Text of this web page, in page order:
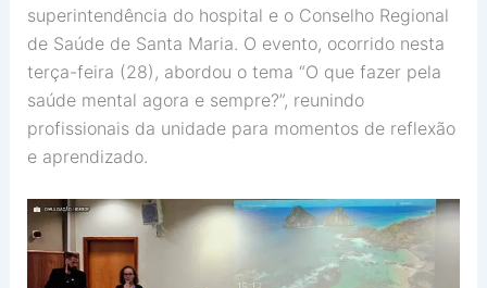
superintendência do hospital e o Conselho Regional
de Saúde de Santa Maria. O evento, ocorrido nesta
terça-feira (28), abordou o tema “O que fazer pela
saúde mental agora e sempre?”, reunindo
profissionais da unidade para momentos de reflexão
e aprendizado.